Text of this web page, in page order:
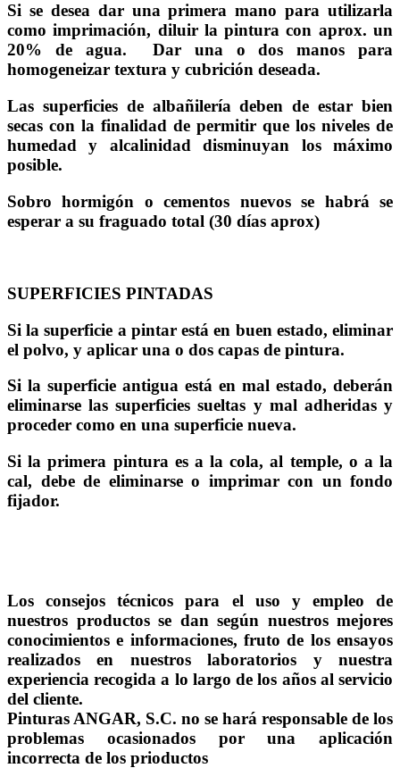
Si se desea dar una primera mano para utilizarla
como imprimación, diluir la pintura con aprox. un
20% de agua. Dar una o dos manos para
homogeneizar textura y cubrición deseada.
Las superficies de albañilería deben de estar bien
secas con la finalidad de permitir que los niveles de
humedad y alcalinidad disminuyan los máximo
posible.
Sobro hormigón o cementos nuevos se habrá se
esperar a su fraguado total (30 días aprox)
SUPERFICIES PINTADAS
Si la superficie a pintar está en buen estado, eliminar
el polvo, y aplicar una o dos capas de pintura.
Si la superficie antigua está en mal estado, deberán
eliminarse las superficies sueltas y mal adheridas y
proceder como en una superficie nueva.
Si la primera pintura es a la cola, al temple, o a la
cal, debe de eliminarse o imprimar con un fondo
fijador.
Los consejos técnicos para el uso y empleo de
nuestros productos se dan según nuestros mejores
conocimientos e informaciones, fruto de los ensayos
realizados en nuestros laboratorios y nuestra
experiencia recogida a lo largo de los años al servicio
del cliente.
Pinturas ANGAR, S.C. no se hará responsable de los
problemas ocasionados por una aplicación
incorrecta de los prioductos